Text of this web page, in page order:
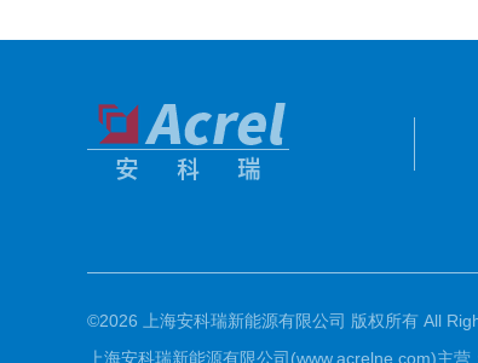
©2026 上海安科瑞新能源有限公司 版权所有 All
上海安科瑞新能源有限公司(www.acrelne.com)主